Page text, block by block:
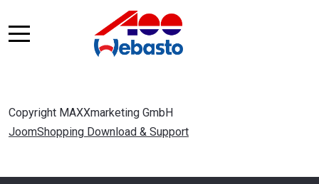
Copyright MAXXmarketing GmbH
JoomShopping Download & Support